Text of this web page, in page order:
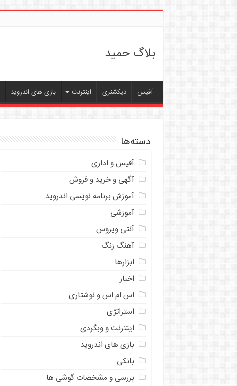
بلاگ حمید
آفیس دیکشنری اینترنت بازی های اندروید
دسته‌ها
آفیس و اداری
آگهی و خرید و فروش
آموزش برنامه نویسی اندروید
آموزشی
آنتی ویروس
آهنگ زنگ
ابزارها
اخبار
اس ام اس و نوشتاری
استراتژی
اینترنت و وبگردی
بازی های اندروید
بانکی
بررسی و مشخصات گوشی ها